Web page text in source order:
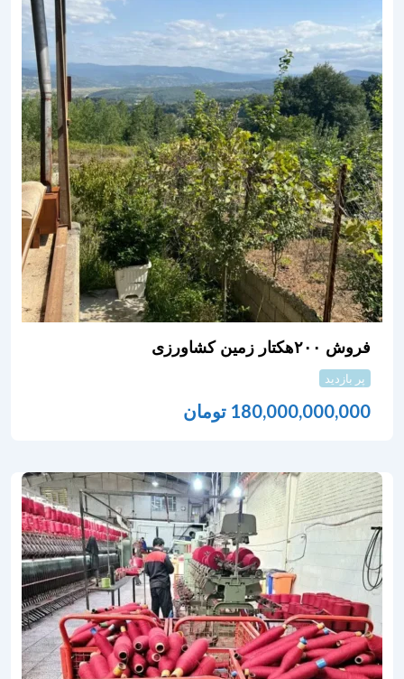
فروش ۲۰۰هکتار زمین کشاورزی
پر بازدید
180,000,000,000 تومان